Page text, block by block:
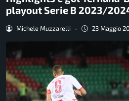
playout Serie B 2023/
Michele Muzzarelli - 23 Maggio